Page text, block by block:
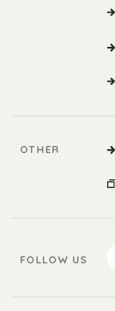
OTHER
FOLLOW US